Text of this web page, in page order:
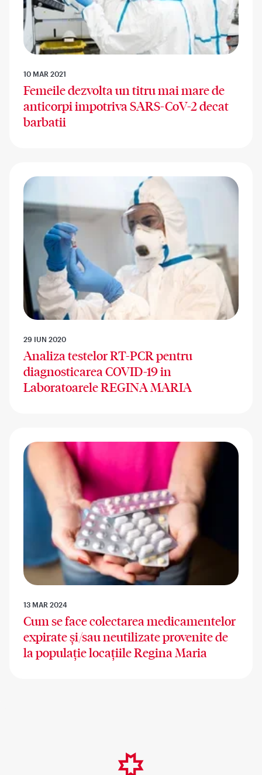
10 MAR 2021
Femeile dezvolta un titru mai mare de
anticorpi impotriva SARS-CoV-2 decat
barbatii
29 IUN 2020
Analiza testelor RT-PCR pentru
diagnosticarea COVID-19 in
Laboratoarele REGINA MARIA
13 MAR 2024
Cum se face colectarea medicamentelor
expirate și/sau neutilizate provenite de
la populație locațiile Regina Maria